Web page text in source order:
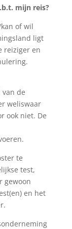
mijn reis?
of wil
ligt
reiziger en
de
weliswaar
ook niet. De
te
test,
gewoon
en het